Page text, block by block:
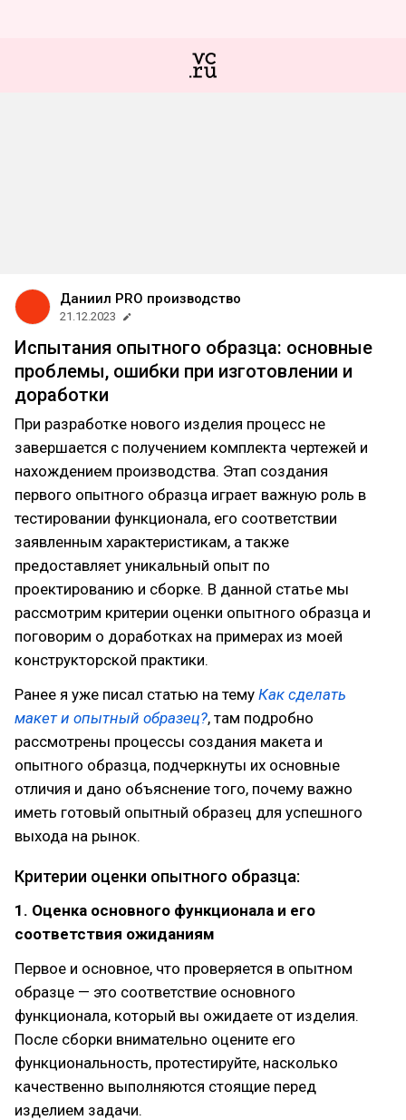
Даниил PRO производство
21.12.2023
Испытания опытного образца: основные
проблемы, ошибки при изготовлении и
доработки
При разработке нового изделия процесс не
завершается с получением комплекта чертежей и
нахождением производства. Этап создания
первого опытного образца играет важную роль в
тестировании функционала, его соответствии
заявленным характеристикам, а также
предоставляет уникальный опыт по
проектированию и сборке. В данной статье мы
рассмотрим критерии оценки опытного образца и
поговорим о доработках на примерах из моей
конструкторской практики.
Ранее я уже писал статью на тему Как сделать
макет и опытный образец?, там подробно
рассмотрены процессы создания макета и
опытного образца, подчеркнуты их основные
отличия и дано объяснение того, почему важно
иметь готовый опытный образец для успешного
выхода на рынок.
Критерии оценки опытного образца:
1. Оценка основного функционала и его
соответствия ожиданиям
Первое и основное, что проверяется в опытном
образце — это соответствие основного
функционала, который вы ожидаете от изделия.
После сборки внимательно оцените его
функциональность, протестируйте, насколько
качественно выполняются стоящие перед
изделием задачи.